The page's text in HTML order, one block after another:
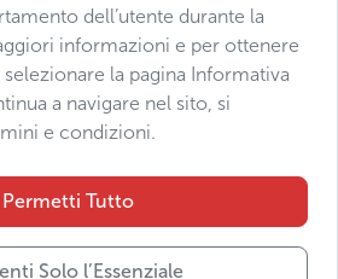
dell’utente durante la
informazioni e per ottenere
la pagina Informativa
a navigare nel sito, si
e condizioni.
Permetti Tutto
Solo l’Essenziale